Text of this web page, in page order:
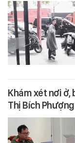
Khám xét nơi ở,
Thị Bích